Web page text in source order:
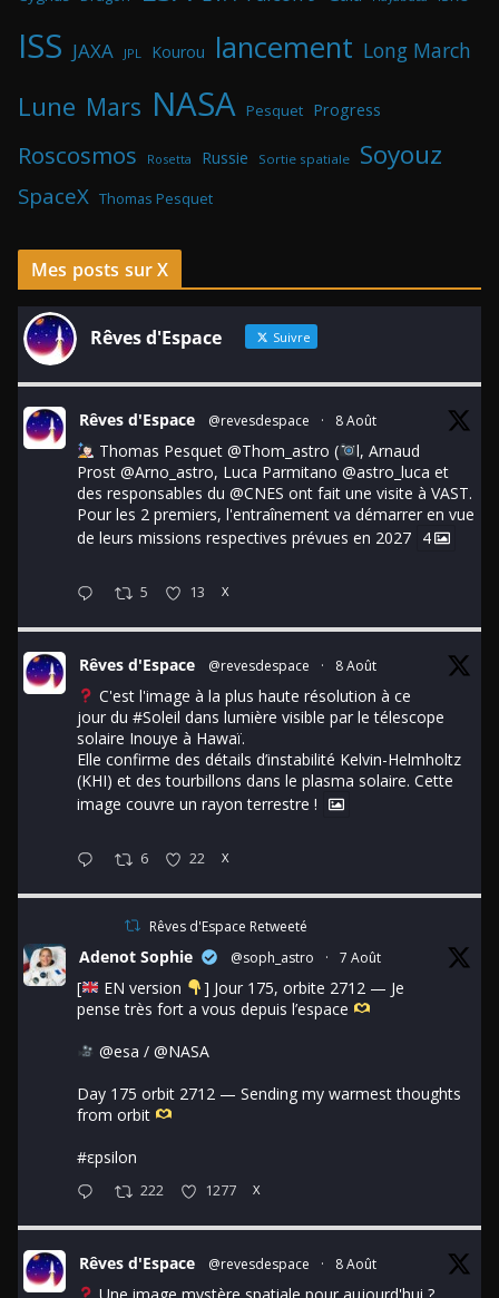
ISS JAXA JPL Kourou lancement Long March
Lune Mars NASA Pesquet Progress
Roscosmos Rosetta Russie Sortie spatiale Soyouz
SpaceX Thomas Pesquet
Mes posts sur X
Rêves d'Espace Suivre
Rêves d'Espace @revesdespace · 8 Août
Thomas Pesquet @Thom_astro (
l, Arnaud
Prost @Arno_astro, Luca Parmitano @astro_luca et
des responsables du @CNES ont fait une visite à VAST.
Pour les 2 premiers, l'entraînement va démarrer en vue
de leurs missions respectives prévues en 2027 4
5 13 X
Rêves d'Espace @revesdespace · 8 Août
C'est l'image à la plus haute résolution à ce
jour du #Soleil dans lumière visible par le télescope
solaire Inouye à Hawaï.
Elle confirme des détails d’instabilité Kelvin-Helmholtz
(KHI) et des tourbillons dans le plasma solaire. Cette
image couvre un rayon terrestre !
6 22 X
Rêves d'Espace Retweeté
Adenot Sophie @soph_astro · 7 Août
[ EN version
] Jour 175, orbite 2712 — Je
pense très fort a vous depuis l’espace
@esa / @NASA
Day 175 orbit 2712 — Sending my warmest thoughts
from orbit
#εpsilon
222 1277 X
Rêves d'Espace @revesdespace · 8 Août